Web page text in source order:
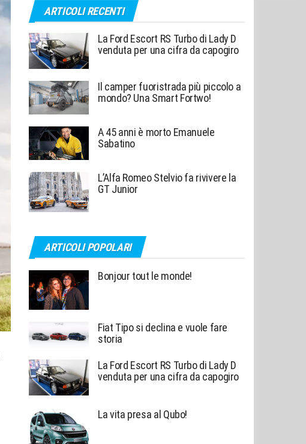
ARTICOLI RECENTI
La Ford Escort RS Turbo di Lady D
venduta per una cifra da capogiro
Il camper fuoristrada più piccolo a
mondo? Una Smart Fortwo!
A 45 anni è morto Emanuele
Sabatino
L’Alfa Romeo Stelvio fa rivivere la
GT Junior
ARTICOLI POPOLARI
Bonjour tout le monde!
Fiat Tipo si declina e vuole fare
storia
La Ford Escort RS Turbo di Lady D
venduta per una cifra da capogiro
La vita presa al Qubo!